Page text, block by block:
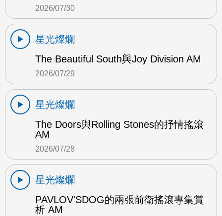
2026/07/30
星光燦爛
The Beautiful South與Joy Division AM
2026/07/29
星光燦爛
The Doors與Rolling Stones的抒情搖滾
AM
2026/07/28
星光燦爛
PAVLOV'SDOG的兩張前衛搖滾專集賞
析 AM